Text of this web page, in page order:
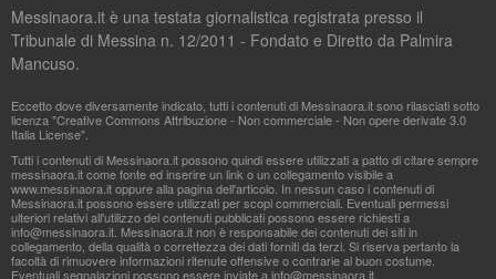
Messinaora.it è una testata giornalistica registrata presso il
Tribunale di Messina n. 12/2011 - Fondato e Diretto da Palmira
Mancuso.
Eccetto dove diversamente indicato, tutti i contenuti di Messinaora.it sono rilasciati sotto
licenza "Creative Commons Attribuzione - Non commerciale - Non opere derivate 3.0
Italia License".
Tutti i contenuti di Messinaora.it possono quindi essere utilizzati a patto di citare sempre
messinaora.it come fonte ed inserire un link o un collegamento visibile a
www.messinaora.it oppure alla pagina dell'articolo. In nessun caso i contenuti di
Messinaora.it possono essere utilizzati per scopi commerciali. Eventuali permessi
ulteriori relativi all'utilizzo dei contenuti pubblicati possono essere richiesti a
info@messinaora.it . Messinaora.it non è responsabile dei contenuti dei siti in
collegamento, della qualità o correttezza dei dati forniti da terzi. Si riserva pertanto la
facoltà di rimuovere informazioni ritenute offensive o contrarie al buon costume.
Eventuali segnalazioni possono essere inviate ainfo@messinaora.it